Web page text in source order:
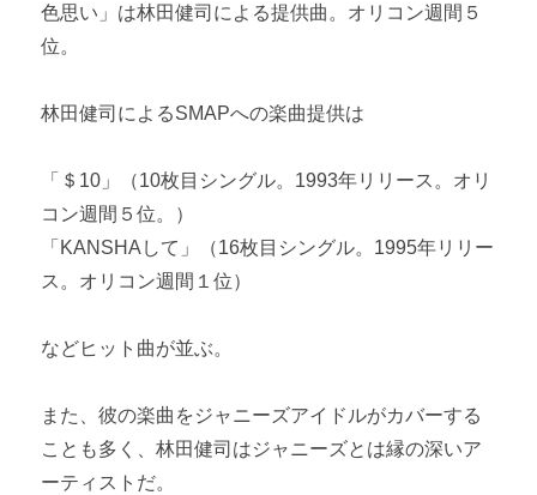
色思い」は林田健司による提供曲。オリコン週間５
位。
林田健司によるSMAPへの楽曲提供は
「＄10」（10枚目シングル。1993年リリース。オリ
コン週間５位。）
「KANSHAして」（16枚目シングル。1995年リリー
ス。オリコン週間１位）
などヒット曲が並ぶ。
また、彼の楽曲をジャニーズアイドルがカバーする
ことも多く、林田健司はジャニーズとは縁の深いア
ーティストだ。